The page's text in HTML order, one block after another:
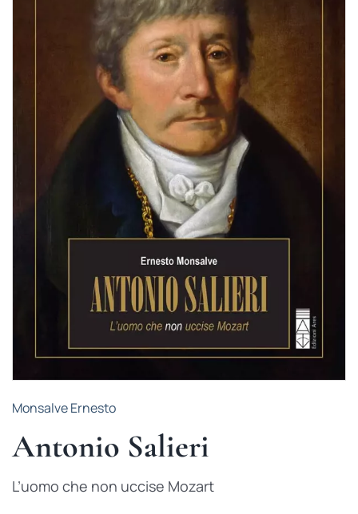
BIOGRAFIE
ATTUALITÀ
Monsalve Ernesto
Antonio Salieri
L’uomo che non uccise Mozart